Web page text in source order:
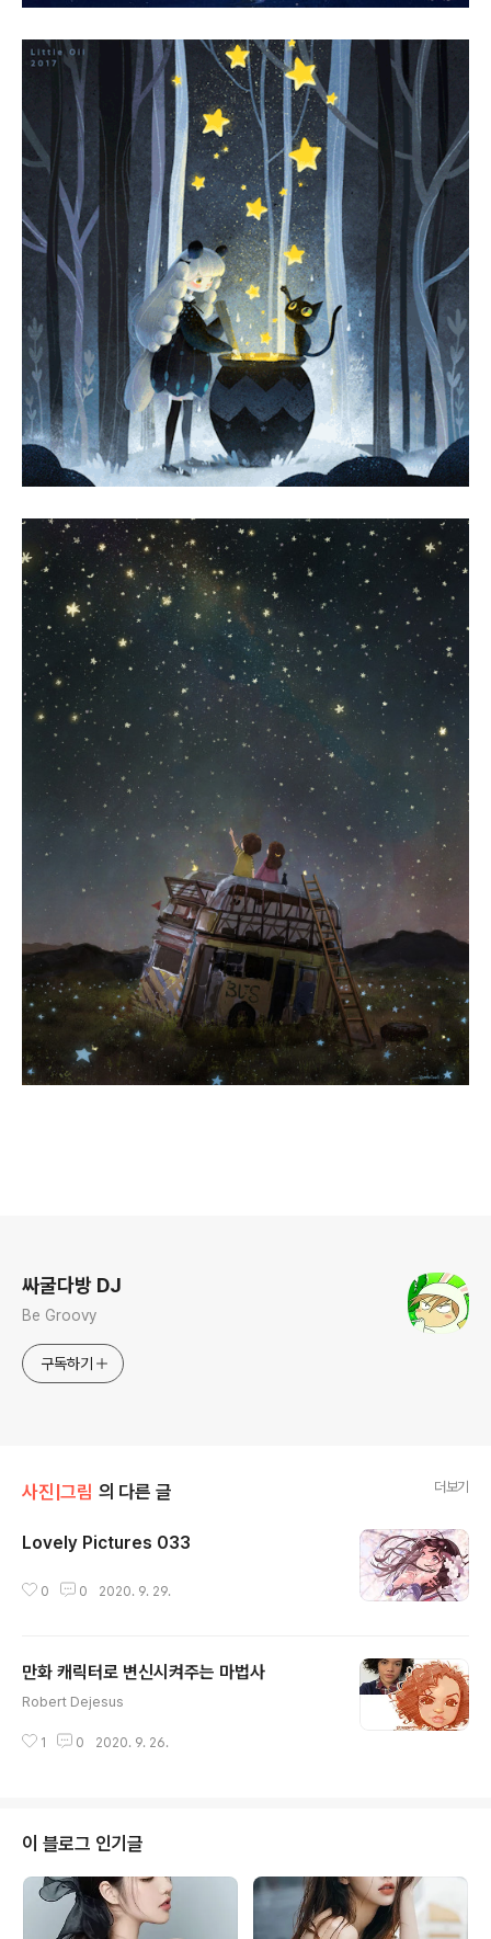
싸굴다방 DJ
Be Groovy
구독하기
사진|그림 의 다른 글 더보기
Lovely Pictures 033
0 0 2020. 9. 29.
만화 캐릭터로 변신시켜주는 마법사
Robert Dejesus
1 0 2020. 9. 26.
이 블로그 인기글